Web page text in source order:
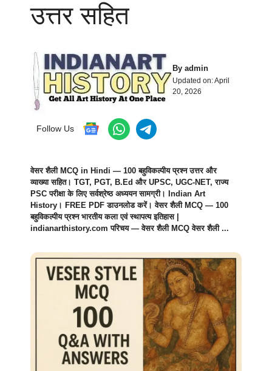
उत्तर सहित
By admin
Updated on:April
20, 2026
Follow Us
वेसर शैली MCQ in Hindi — 100 बहुविकल्पीय प्रश्न उत्तर और
व्याख्या सहित। TGT, PGT, B.Ed और UPSC, UGC-NET, राज्य
PSC परीक्षा के लिए सर्वश्रेष्ठ अध्ययन सामग्री। Indian Art
History। FREE PDF डाउनलोड करें। वेसर शैली MCQ — 100
बहुविकल्पीय प्रश्न भारतीय कला एवं स्थापत्य इतिहास |
indianarthistory.com परिचय — वेसर शैली MCQ वेसर शैली ...